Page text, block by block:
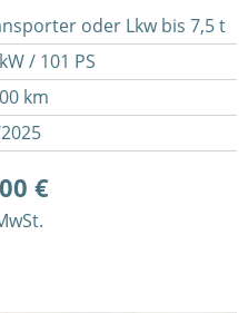
oder Lkw bis 7,5 t
/ 101 PS
km
€